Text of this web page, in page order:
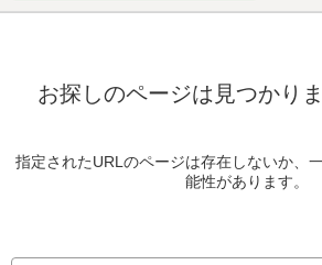
お探しのページは見つかり
指定されたURLのページは存在しないか、
能性があります。